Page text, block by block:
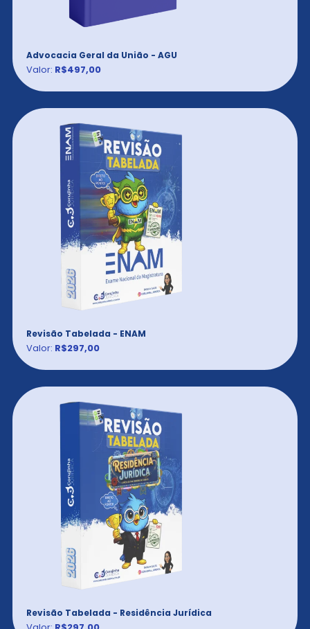
Advocacia Geral da União - AGU
Valor: R$497,00
Revisão Tabelada - ENAM
Valor: R$297,00
Revisão Tabelada - Residência Jurídica